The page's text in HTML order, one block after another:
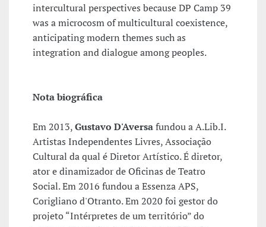
intercultural perspectives because DP Camp 39
was a microcosm of multicultural coexistence,
anticipating modern themes such as
integration and dialogue among peoples.
Nota biográfica
Em 2013,Gustavo D'Aversafundou a A.Lib.I.
Artistas Independentes Livres, Associação
Cultural da qual é Diretor Artístico. É diretor,
ator e dinamizador de Oficinas de Teatro
Social. Em 2016 fundou a Essenza APS,
Corigliano d'Otranto. Em 2020 foi gestor do
projeto “Intérpretes de um território” do